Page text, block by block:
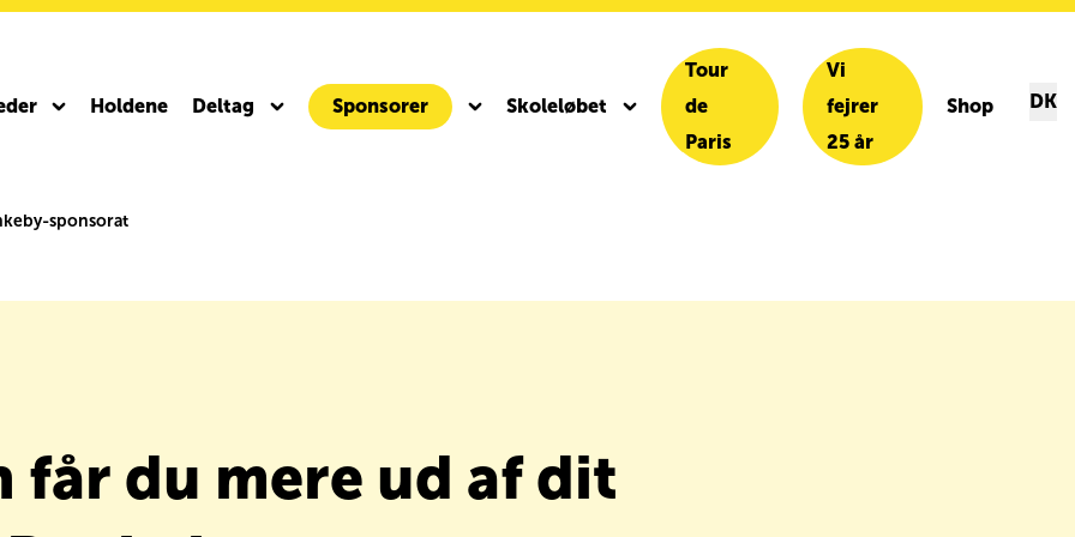
Holdene Deltag Sponsorer Skoleløbet
Tour
de
Paris
Vi
fejrer
25 år
Shop DK
sponsorat
får du mere ud af dit